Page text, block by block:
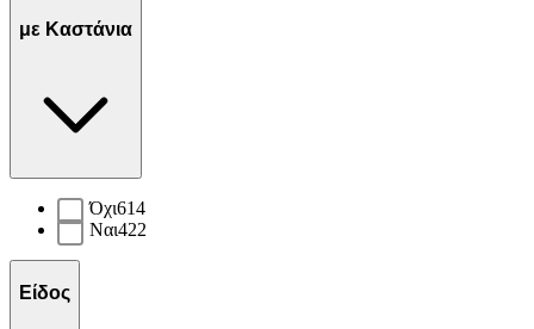
με Καστάνια
Όχι614
Ναι422
Είδος